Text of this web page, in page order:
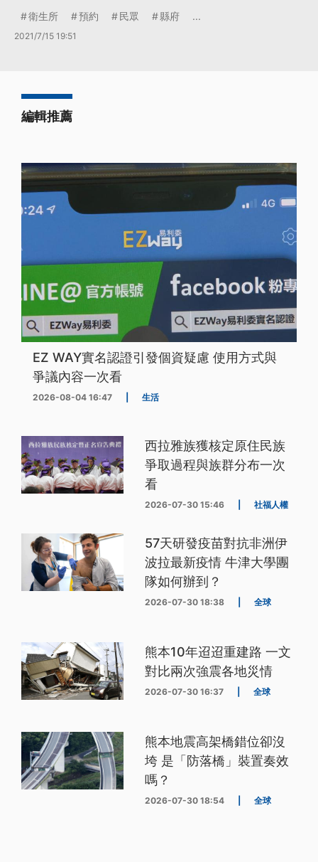
衛生所 預約 民眾 縣府 ...
2021/7/15 19:51
編輯推薦
EZ WAY實名認證引發個資疑慮 使用方式與
爭議內容一次看
2026-08-04 16:47 生活
西拉雅族獲核定原住民族
爭取過程與族群分布一次
看
2026-07-30 15:46 社福人權
57天研發疫苗對抗非洲伊
波拉最新疫情 牛津大學團
隊如何辦到？
2026-07-30 18:38 全球
熊本10年迢迢重建路 一文
對比兩次強震各地災情
2026-07-30 16:37 全球
熊本地震高架橋錯位卻沒
垮 是「防落橋」裝置奏效
嗎？
2026-07-30 18:54 全球